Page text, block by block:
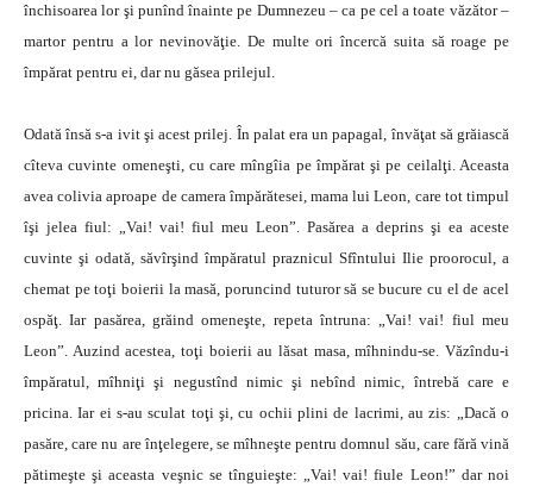
închisoarea lor şi punînd înainte pe Dumnezeu – ca pe cel a toate văzător –
martor pentru a lor nevinovăţie. De multe ori încercă suita să roage pe
împărat pentru ei, dar nu găsea prilejul.
Odată însă s-a ivit şi acest prilej. În palat era un papagal, învăţat să grăiască
cîteva cuvinte omeneşti, cu care mîngîia pe împărat şi pe ceilalţi. Aceasta
avea colivia aproape de camera împărătesei, mama lui Leon, care tot timpul
îşi jelea fiul: „Vai! vai! fiul meu Leon”. Pasărea a deprins şi ea aceste
cuvinte şi odată, săvîrşind împăratul praznicul Sfîntului Ilie proorocul, a
chemat pe toţi boierii la masă, poruncind tuturor să se bucure cu el de acel
ospăţ. Iar pasărea, grăind omeneşte, repeta întruna: „Vai! vai! fiul meu
Leon”. Auzind acestea, toţi boierii au lăsat masa, mîhnindu-se. Văzîndu-i
împăratul, mîhniţi şi negustînd nimic şi nebînd nimic, întrebă care e
pricina. Iar ei s-au sculat toţi şi, cu ochii plini de lacrimi, au zis: „Dacă o
pasăre, care nu are înţelegere, se mîhneşte pentru domnul său, care fără vină
pătimeşte şi aceasta veşnic se tînguieşte: „Vai! vai! fiule Leon!” dar noi